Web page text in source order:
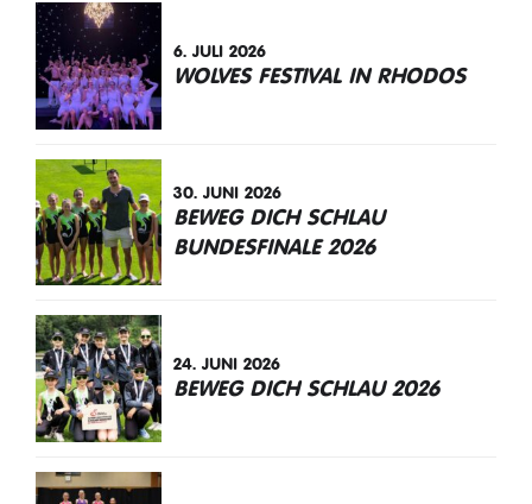
6. JULI 2026
WOLVES FESTIVAL IN RHODOS
30. JUNI 2026
BEWEG DICH SCHLAU
BUNDESFINALE 2026
24. JUNI 2026
BEWEG DICH SCHLAU 2026